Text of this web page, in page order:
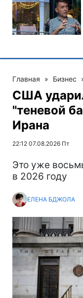
Главная » Бизнес
США
"теневой
Ирана
22:12 07.08.2026 Пт
Это уже
в 2026 году
ЕЛЕНА БДЖОЛА